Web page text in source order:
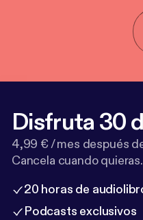
Disfruta 30
4,99 € / mes después
Cancela cuando quieras.
20 horas de
Podcasts exclusivos